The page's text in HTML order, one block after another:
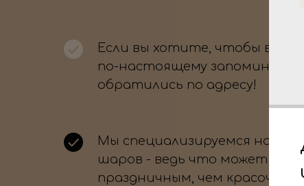
Если вы хотите, чтобы
по-настоящему
обратились по адресу!
Мы специализируемся на
шаров - ведь что может быть
праздничным, чем